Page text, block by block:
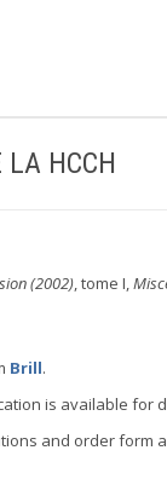
LA HCCH
(2002), tome I,
Brill.
is available for
and order form